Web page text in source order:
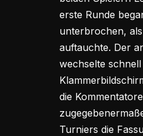
erste Runde
unterbrochen,
auftauchte. Der
wechselte
die
Turniers die